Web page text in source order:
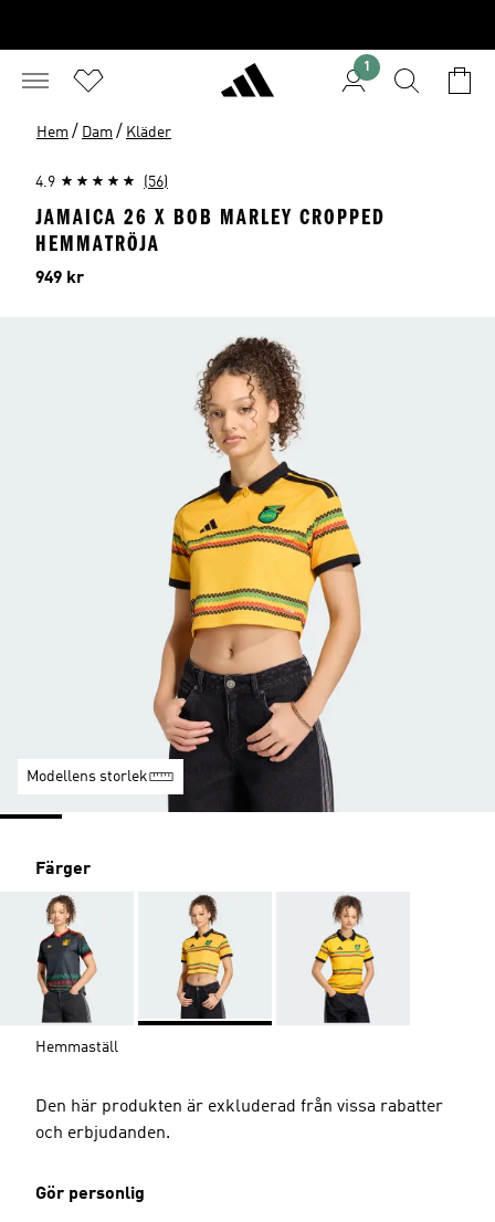
1
Hem / Dam / Kläder
4.9 (56)
JAMAICA 26 X BOB MARLEY CROPPED
HEMMATRÖJA
Pris
949 kr
Modellens storlek
Färger
Hemmaställ
Den här produkten är exkluderad från vissa rabatter
och erbjudanden.
Gör personlig